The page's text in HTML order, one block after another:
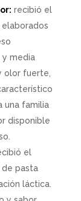
recibió el
media
olor fuerte,
una familia
disponible
el
de pasta
láctica.